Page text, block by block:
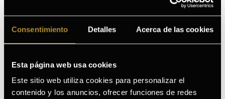
Consentimiento Detalles Acerca de las cookies
Esta página web usa cookies
Este sitio web utiliza cookies para personalizar el
contenido y los anuncios, ofrecer funciones de redes
“efecto tensor inmediato” para verse más tersas durante
COMPLICARTE
También vale para “hoy tengo cara rara” (ese clásico). Si